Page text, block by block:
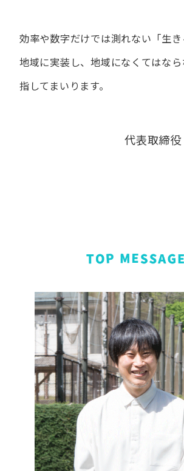
効率や数字だけでは測れない「生
地域に実装し、地域になくてはな
指してまいります。
代表取締